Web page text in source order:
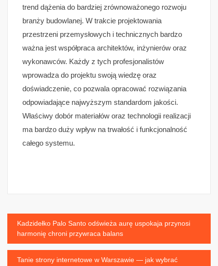
trend dążenia do bardziej zrównoważonego rozwoju
branży budowlanej. W trakcie projektowania
przestrzeni przemysłowych i technicznych bardzo
ważna jest współpraca architektów, inżynierów oraz
wykonawców. Każdy z tych profesjonalistów
wprowadza do projektu swoją wiedzę oraz
doświadczenie, co pozwala opracować rozwiązania
odpowiadające najwyższym standardom jakości.
Właściwy dobór materiałów oraz technologii realizacji
ma bardzo duży wpływ na trwałość i funkcjonalność
całego systemu.
Nawigacja
wpisu
Kadzidełko Palo Santo odświeża aurę uspokaja przynosi
harmonię chroni przywraca balans
Tanie strony internetowe w Warszawie — jak wybrać